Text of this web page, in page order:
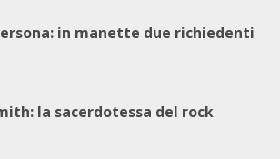
in manette due richiedenti
la sacerdotessa del rock